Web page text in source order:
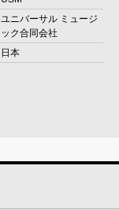
ユニバーサル ミュージ
ック合同会社
日本